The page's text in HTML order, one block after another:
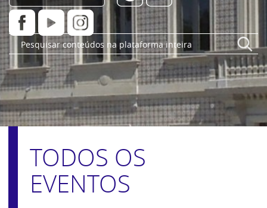
TODOS OS
EVENTOS